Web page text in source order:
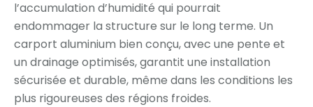
l’accumulation d’humidité qui pourrait
endommager la structure sur le long terme. Un
carport aluminium bien conçu, avec une pente et
un drainage optimisés, garantit une installation
sécurisée et durable, même dans les conditions les
plus rigoureuses des régions froides.